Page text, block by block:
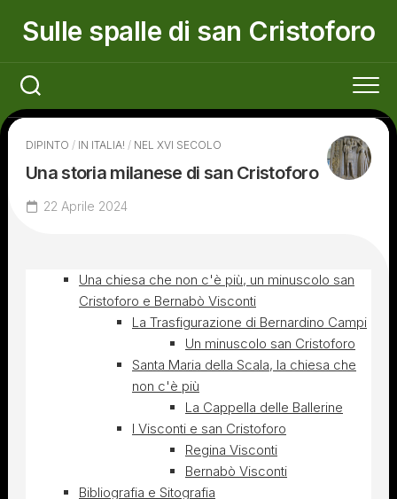
Sulle spalle di san Cristoforo
DIPINTO / IN ITALIA! / NEL XVI SECOLO
Una storia milanese di san Cristoforo
22 Aprile 2024
Una chiesa che non c'è più, un minuscolo san
Cristoforo e Bernabò Visconti
La Trasfigurazione di Bernardino Campi
Un minuscolo san Cristoforo
Santa Maria della Scala, la chiesa che
non c'è più
La Cappella delle Ballerine
I Visconti e san Cristoforo
Regina Visconti
Bernabò Visconti
Bibliografia e Sitografia